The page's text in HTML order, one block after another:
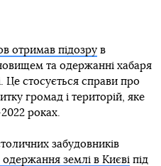
отримав підозру в
та одержанні хабаря
Це стосується справи про
громад і територій, яке
роках.
забудовників
землі в Києві під